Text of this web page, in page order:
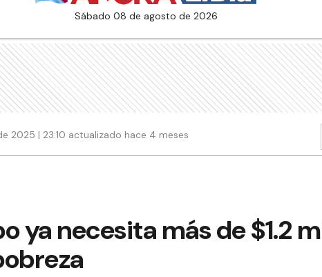
sábado 08 de agosto de 2026
2025 | 23:10 actualizado hace 4 meses
ya necesita más de $1.2